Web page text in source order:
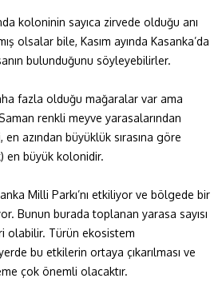
koloninin sayıca zirvede olduğu anı
olsalar bile, Kasım ayında Kasanka’da
bulunduğunu söyleyebilirler.
fazla olduğu mağaralar var ama
renkli meyve yarasalarından
azından büyüklük sırasına göre
en büyük kolonidir.
Milli Parkı’nı etkiliyor ve bölgede bir
Bunun burada toplanan yarasa sayısı
olabilir. Türün ekosistem
bu etkilerin ortaya çıkarılması ve
çok önemli olacaktır.